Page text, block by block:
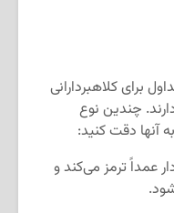
برای کلاهبردارانی
چندین نوع
آنها دقت کنید:
عمداً ترمز می‌کند و